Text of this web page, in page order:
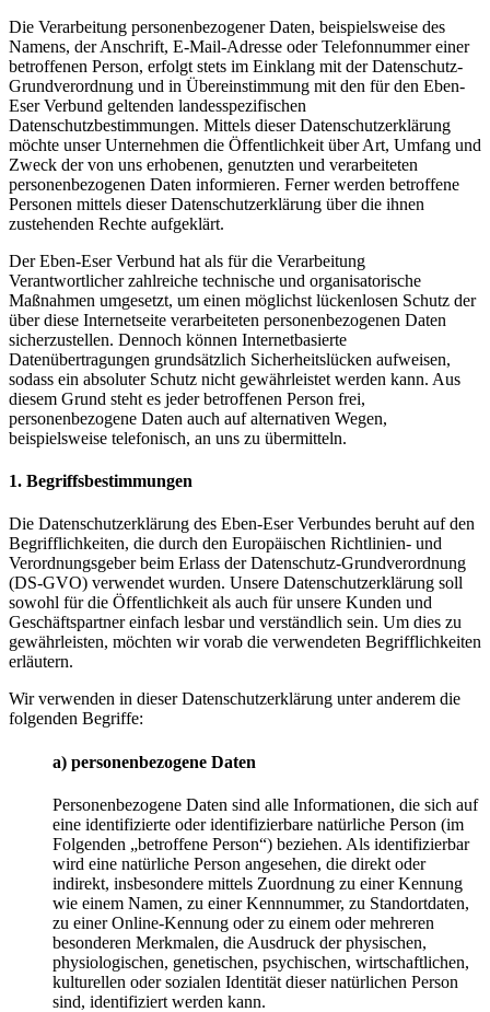
Die Verarbeitung personenbezogener Daten, beispielsweise des
Namens, der Anschrift, E-Mail-Adresse oder Telefonnummer einer
betroffenen Person, erfolgt stets im Einklang mit der Datenschutz-
Grundverordnung und in Übereinstimmung mit den für den Eben-
Eser Verbund geltenden landesspezifischen
Datenschutzbestimmungen. Mittels dieser Datenschutzerklärung
möchte unser Unternehmen die Öffentlichkeit über Art, Umfang und
Zweck der von uns erhobenen, genutzten und verarbeiteten
personenbezogenen Daten informieren. Ferner werden betroffene
Personen mittels dieser Datenschutzerklärung über die ihnen
zustehenden Rechte aufgeklärt.
Der Eben-Eser Verbund hat als für die Verarbeitung
Verantwortlicher zahlreiche technische und organisatorische
Maßnahmen umgesetzt, um einen möglichst lückenlosen Schutz der
über diese Internetseite verarbeiteten personenbezogenen Daten
sicherzustellen. Dennoch können Internetbasierte
Datenübertragungen grundsätzlich Sicherheitslücken aufweisen,
sodass ein absoluter Schutz nicht gewährleistet werden kann. Aus
diesem Grund steht es jeder betroffenen Person frei,
personenbezogene Daten auch auf alternativen Wegen,
beispielsweise telefonisch, an uns zu übermitteln.
1. Begriffsbestimmungen
Die Datenschutzerklärung des Eben-Eser Verbundes beruht auf den
Begrifflichkeiten, die durch den Europäischen Richtlinien- und
Verordnungsgeber beim Erlass der Datenschutz-Grundverordnung
(DS-GVO) verwendet wurden. Unsere Datenschutzerklärung soll
sowohl für die Öffentlichkeit als auch für unsere Kunden und
Geschäftspartner einfach lesbar und verständlich sein. Um dies zu
gewährleisten, möchten wir vorab die verwendeten Begrifflichkeiten
erläutern.
Wir verwenden in dieser Datenschutzerklärung unter anderem die
folgenden Begriffe:
a) personenbezogene Daten
Personenbezogene Daten sind alle Informationen, die sich auf
eine identifizierte oder identifizierbare natürliche Person (im
Folgenden „betroffene Person“) beziehen. Als identifizierbar
wird eine natürliche Person angesehen, die direkt oder
indirekt, insbesondere mittels Zuordnung zu einer Kennung
wie einem Namen, zu einer Kennnummer, zu Standortdaten,
zu einer Online-Kennung oder zu einem oder mehreren
besonderen Merkmalen, die Ausdruck der physischen,
physiologischen, genetischen, psychischen, wirtschaftlichen,
kulturellen oder sozialen Identität dieser natürlichen Person
sind, identifiziert werden kann.